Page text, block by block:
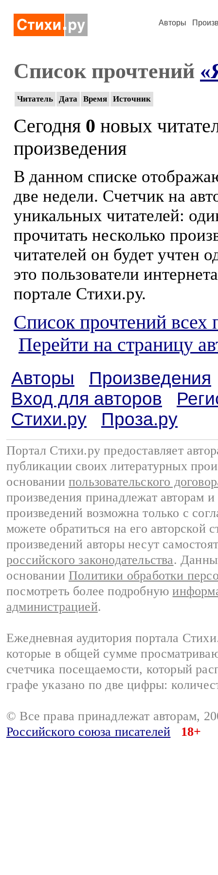
Авторы
Список прочтений
Читатель Дата Время Источник
Сегодня 0 новых
произведения
В данном списке
две недели. Счетчик на
уникальных читателей:
прочитать несколько
читателей он будет учтен
это пользователи
портале Стихи.ру.
Список прочтений всех
Перейти на страницу
Авторы
Произведения
Вход для авторов
Стихи.ру
Проза.ру
Портал Стихи.ру предоставляет
публикации своих литературных
основании пользовательского
произведения принадлежат авторам
произведений возможна только с
можете обратиться на его авторской
произведений авторы несут
российского законодательства.
основании Политики обработки
посмотреть более подробную
администрацией.
Ежедневная аудитория портала
которые в общей сумме
счетчика посещаемости, который
графе указано по две цифры:
© Все права принадлежат авторам,
Российского союза писателей
18+